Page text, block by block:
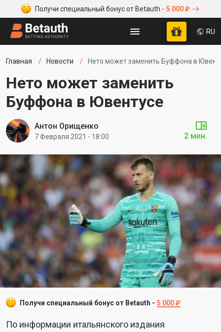
Получи специальный бонус от Betauth - 5 000 ₽
RU
Главная Новости Нето может заменить Буффона в
Нето может заменить
Буффона в Ювентусе
Антон Орищенко
7 Февраля 2021 - 18:00 2 мин.
Получи специальный бонус от Betauth - 5 000 ₽
По информации итальянского издания